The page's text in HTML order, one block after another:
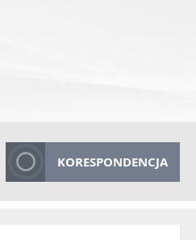
KORESPONDENCJA